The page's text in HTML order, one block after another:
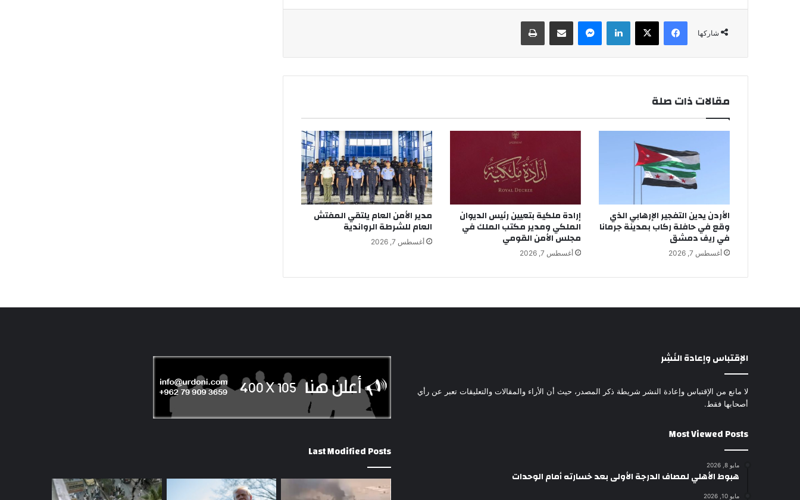
شاركها
فيسبوك لينكدإن
مقالات ذات صلة
الأردن يدين التفجير الإرهابي الذي
وقع في حافلة ركاب بمدينة جرمانا
في ريف دمشق
أغسطس 7, 2026
إرادة ملكية بتعيين رئيس الديوان
الملكي ومدير مكتب الملك في
مجلس الأمن القومي
أغسطس 7, 2026
مدير الأمن العام يلتقي المفتش
العام للشرطة الرواندية
أغسطس 7, 2026
الإقتباس وإعادة النَشِر
لا مانع من الإقتباس وإعادة النشر شريطة ذكر المصدر، حيث أن الأراء والمقالات والتعليقات تعبر عن رأي
أصحابها فقط.
Most Viewed Posts
مايو 8, 2026
هبوط الأهلي لمصاف الدرجة الأولى بعد خسارته أمام الوحدات
مايو 10, 2026
Last Modified Posts